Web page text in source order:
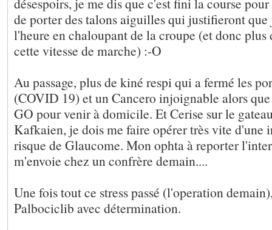
de porter des talons aiguilles qui justifieront que
l'heure en chaloupant de la croupe (et donc plus
cette vitesse de marche) :-O
Au passage, plus de kiné respi qui a fermé les
(COVID 19) et un Cancero injoignable alors
GO pour venir à domicile. Et Cerise sur le
Kafkaien, je dois me faire opérer très vite d'une
risque de Glaucome. Mon ophta à reporter
m'envoie chez un confrère demain....
Une fois tout ce stress passé (l'operation
Palbociclib avec détermination.